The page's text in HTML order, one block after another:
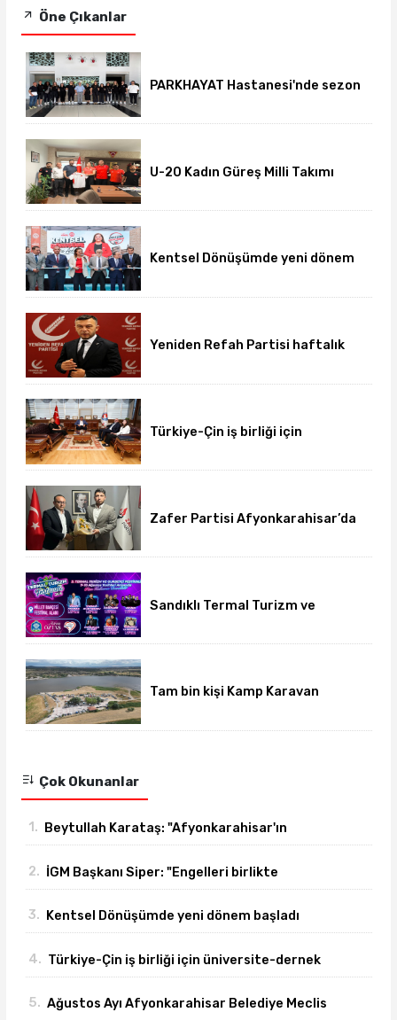
Öne Çıkanlar
PARKHAYAT Hastanesi'nde sezon
U-20 Kadın Güreş Milli Takımı
Kentsel Dönüşümde yeni dönem
Yeniden Refah Partisi haftalık
Türkiye-Çin iş birliği için
Zafer Partisi Afyonkarahisar’da
Sandıklı Termal Turizm ve
Tam bin kişi Kamp Karavan
Çok Okunanlar
1. Beytullah Karataş: "Afyonkarahisar'ın
2. İGM Başkanı Siper: "Engelleri birlikte
3. Kentsel Dönüşümde yeni dönem başladı
4. Türkiye-Çin iş birliği için üniversite-dernek
5. Ağustos Ayı Afyonkarahisar Belediye Meclis